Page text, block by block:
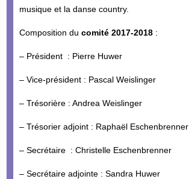
musique et la danse country.
Composition du comité 2017-2018:
– Président : Pierre Huwer
– Vice-président : Pascal Weislinger
– Trésorière : Andrea Weislinger
– Trésorier adjoint : Raphaël Eschenbrenner
– Secrétaire : Christelle Eschenbrenner
– Secrétaire adjointe : Sandra Huwer